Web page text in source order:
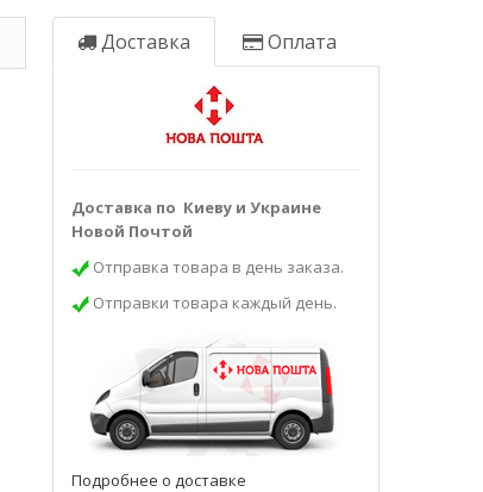
Доставка Оплата
Доставка по Киеву и Украине
Новой Почтой
Отправка товара в день заказа.
Отправки товара каждый день.
Подробнее о доставке